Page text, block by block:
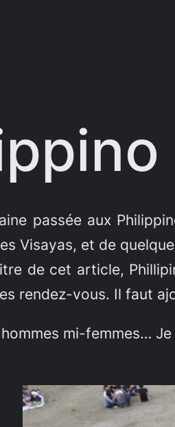
passée aux
Visayas, et de
de cet article,
rendez-vous. Il faut
mi-femmes…